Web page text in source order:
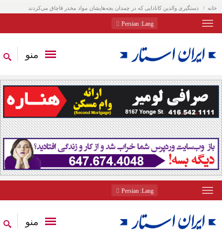
خانه دستگیری والدین کانادایی که در چمدان بچه‌هایشان مواد مخدر قاچاق می‌کردند
Lang
: Persian
منو
Lang
: Persian
منو